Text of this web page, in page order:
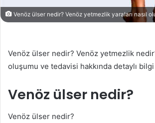
Venöz ülser nedir? Venöz yetmezlik yaraları nasıl
Venöz ülser nedir? Venöz yetmezlik
oluşumu ve tedavisi hakkında detaylı bilgi
Venöz ülser nedir?
Venöz ülser nedir?